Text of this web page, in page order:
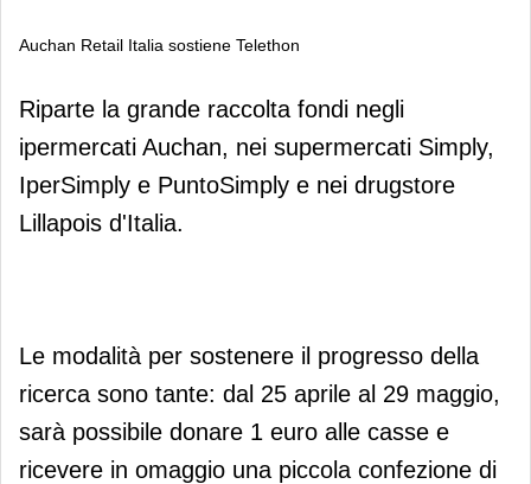
Auchan Retail Italia sostiene Telethon
Auchan Retail Italia sostiene Telethon
Riparte la grande raccolta fondi negli
ipermercati Auchan, nei supermercati Simply,
IperSimply e PuntoSimply e nei drugstore
Lillapois d'Italia.
Le modalità per sostenere il progresso della
ricerca sono tante: dal 25 aprile al 29 maggio,
sarà possibile donare 1 euro alle casse e
ricevere in omaggio una piccola confezione di